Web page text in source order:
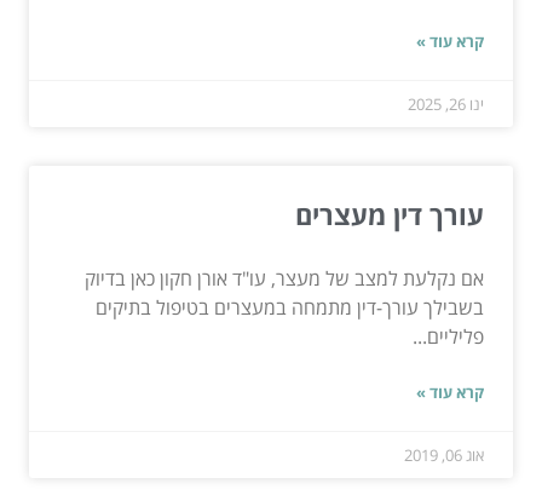
קרא עוד »
ינו 26, 2025
עורך דין מעצרים
אם נקלעת למצב של מעצר, עו"ד אורן חקון כאן בדיוק
בשבילך עורך-דין מתמחה במעצרים בטיפול בתיקים
פליליים...
קרא עוד »
אוג 06, 2019